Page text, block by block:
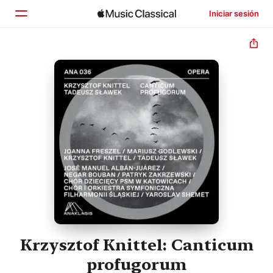
Iniciar sesión
Inicio
Explorar
Buscar
Krzysztof Knittel: Canticum
profugorum